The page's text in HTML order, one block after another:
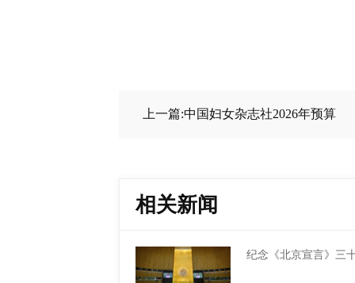
上一篇:中国妇女杂志社2026年预算
相关新闻
纪念《北京宣言》三